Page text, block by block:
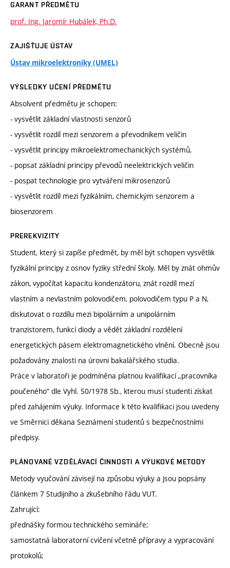
GARANT PŘEDMĚTU
prof. Ing. Jaromír Hubálek, Ph.D.
ZAJIŠŤUJE ÚSTAV
Ústav mikroelektroniky (UMEL)
VÝSLEDKY UČENÍ PŘEDMĚTU
Absolvent předmětu je schopen:
- vysvětlit základní vlastnosti senzorů
- vysvětlit rozdíl mezi senzorem a převodníkem veličin
- vysvětlit principy mikroelektromechanických systémů,
- popsat základní principy převodů neelektrických veličin
- pospat technologie pro vytváření mikrosenzorů
- vysvětlit rozdíl mezi fyzikálním, chemickým senzorem a
biosenzorem
PREREKVIZITY
Student, který si zapíše předmět, by měl být schopen vysvětlik
fyzikální principy z osnov fyziky střední školy. Měl by znát ohmův
zákon, vypočítat kapacitu kondenzátoru, znát rozdíl mezí
vlastním a nevlastním polovodičem, polovodičem typu P a N,
diskutovat o rozdílu mezi bipolárním a unipolárním
tranzistorem, funkcí diody a vědět základní rozdělení
energetických pásem elektromagnetického vlnění. Obecně jsou
požadovány znalosti na úrovni bakalářského studia.
Práce v laboratoři je podmíněna platnou kvalifikací „pracovníka
poučeného“ dle Vyhl. 50/1978 Sb., kterou musí studenti získat
před zahájením výuky. Informace k této kvalifikaci jsou uvedeny
ve Směrnici děkana Seznámení studentů s bezpečnostními
předpisy.
PLÁNOVANÉ VZDĚLÁVACÍ ČINNOSTI A VÝUKOVÉ METODY
Metody vyučování závisejí na způsobu výuky a jsou popsány
článkem 7 Studijního a zkušebního řádu VUT.
Zahrující:
přednášky formou technického semináře;
samostatná laboratorní cvičení včetně přípravy a vypracování
protokolů;